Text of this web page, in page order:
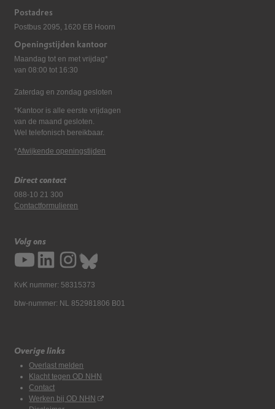
Postadres
Postbus 2095, 1620 EB Hoorn
Openingstijden kantoor
Maandag tot en met vrijdag*
van 08:00 tot 16:30
Zaterdag en zondag gesloten
*Kantoor is alle eerste vrijdagen
van de maand gesloten.
Wel telefonisch bereikbaar.
*Afwijkende openingstijden
Direct contact
088-10 21 300
Contactformulieren
Volg ons
KvK nummer: 58315373
btw-nummer: NL 852981806 B01
Overige links
Overlast melden
Klacht tegen OD NHN
Contact
Werken bij OD NHN